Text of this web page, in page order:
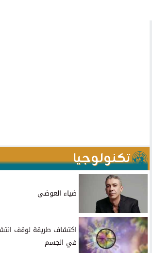
تكنولوجيا
ضياء العوضى
اكتشاف طريقة لوقف
في الجسم